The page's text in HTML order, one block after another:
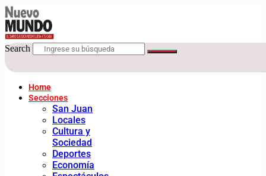
Search
Home
Secciones
San Juan
Locales
Cultura y
Sociedad
Deportes
Economía